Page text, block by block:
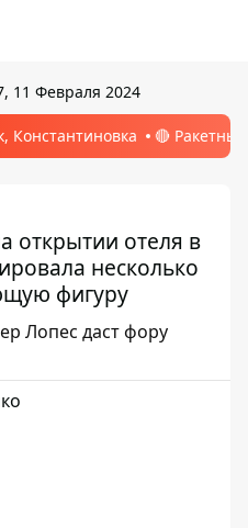
11 Февраля 2024
Константиновка 🔴
открытии отеля в
несколько
фигуру
Лопес даст фору